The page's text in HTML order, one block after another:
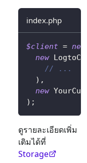
index.php
$client = new
new
// ...
) ,
new
) ;
ดูรายละเอียดเพิ่ม
เติมได้ที่
Storage